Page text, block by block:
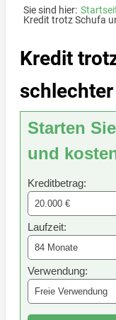
Sie sind hier:
Kredit trotz Schufa
Kredit
Starten
und
Kreditbetrag:
Laufzeit:
Verwendung: